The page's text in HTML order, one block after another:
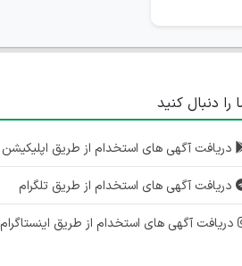
۵ سال پیش
را دنبال کنید
دریافت آگهی های استخدام از طریق اپلیکیشن
دریافت آگهی های استخدام از طریق تلگرام
دریافت آگهی های استخدام از طریق اینستاگرام